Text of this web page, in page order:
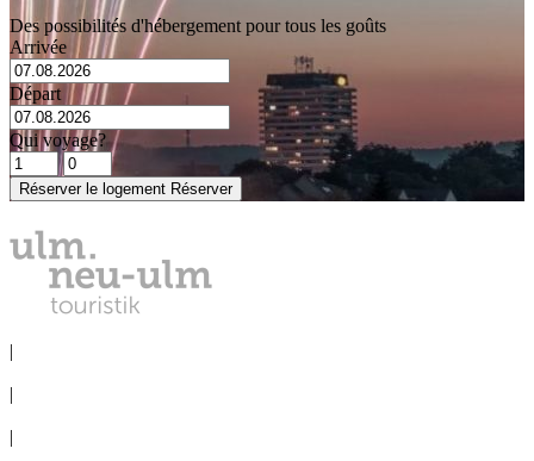
Des possibilités d'hébergement pour tous les goûts
Arrivée
Départ
Qui voyage?
Réserver le logement Réserver
|
|
|